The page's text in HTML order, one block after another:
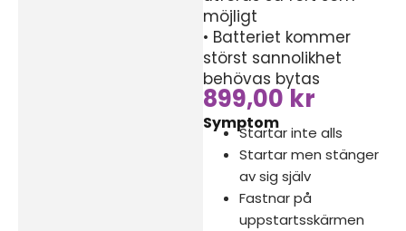
möjligt
• Batteriet kommer
störst sannolikhet
behövas bytas
899,00kr
Symptom
Startar inte alls
Startar men stänger
av sig själv
Fastnar på
uppstartsskärmen